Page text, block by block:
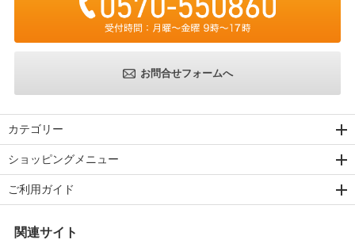
お問合せフォームへ
カテゴリー
ショッピングメニュー
ご利用ガイド
関連サイト